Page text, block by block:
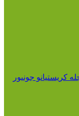
كريستيانو جونيور